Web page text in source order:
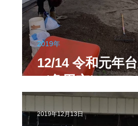
12/14 令和元年台
（角田市）
2019年
2019年12月13日